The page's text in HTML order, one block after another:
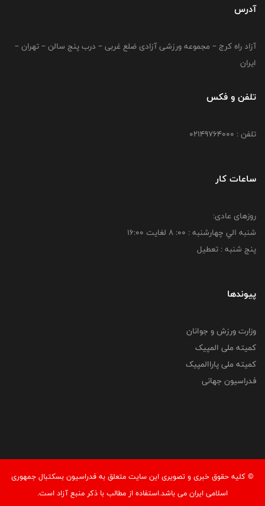
آدرس
آزاد راه کرج – مجموعه ورزشی آزادی ضلع غربی – درب پنج سالن – تهران –
ایران
تلفن و فکس
تلفن : 02149764000
ساعات کار
روزهای عادی:
شنبه الي چهارشنبه : 00: 8 لغايت 16:00
پنج شنبه : تعطیل
پیوندها
وزارت ورزش و جوانان
کمیته ملی المپیک
کمیته ملی پاراالمپیک
فدراسیون جهانی
© کليه حقوق خبری و تصويری اين سايت متعلق به فدراسیون بسکتبال جمهوری
اسلامی ایران می باشد.استفاده از مطالب با ذكر منبع آزاد است.